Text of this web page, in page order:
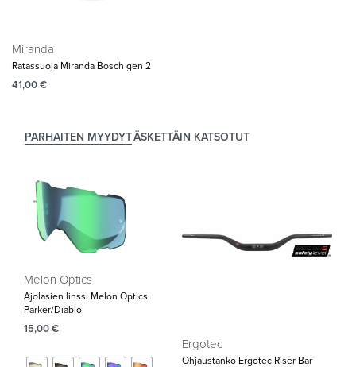
Miranda
Ratassuoja Miranda Bosch gen 2
41,00€
PARHAITEN MYYDYTÄSKETTÄIN KATSOTUT
Melon Optics
Ajolasien linssi Melon Optics
Parker/Diablo
15,00€
Ergotec
Ohjaustanko Ergotec Riser Bar